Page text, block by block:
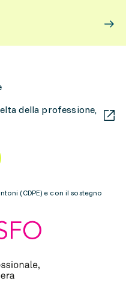
della professione,
(CDPE) e con il sostegno